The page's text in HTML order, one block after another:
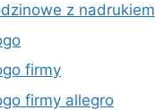
z nadrukiem
firmy
firmy allegro